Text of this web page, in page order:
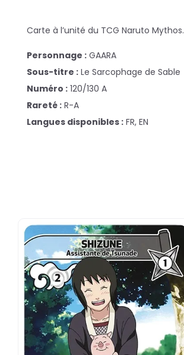
Carte à l’unité du TCG Naruto Mythos.
Personnage : GAARA
Sous-titre : Le Sarcophage de Sable
Numéro : 120/130 A
Rareté : R-A
Langues disponibles : FR, EN